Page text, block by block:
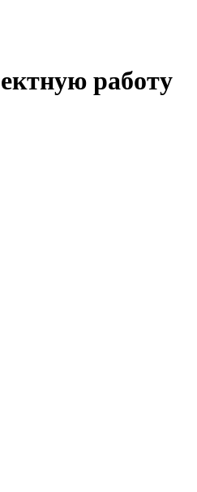
работу